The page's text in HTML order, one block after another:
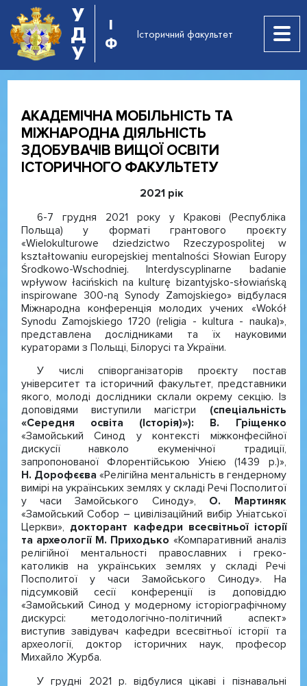
У
Д
У
І
Ф
Історичний факультет
АКАДЕМІЧНА МОБІЛЬНІСТЬ ТА
МІЖНАРОДНА ДІЯЛЬНІСТЬ
ЗДОБУВАЧІВ ВИЩОЇ ОСВІТИ
ІСТОРИЧНОГО ФАКУЛЬТЕТУ
2021 рік
6-7 грудня 2021 року у Кракові (Республіка
Польща) у форматі грантового проєкту
«Wielokulturowe dziedzictwo Rzeczypospolitej w
kształtowaniu europejskiej mentalności Słowian Europy
Środkowo-Wschodniej. Interdyscyplinarne badanie
wpływow łacińskich na kulturę bizantyjsko-słowiańską
inspirowane 300-ną Synody Zamojskiego» відбулася
Міжнародна конференція молодих учених «Wokół
Synodu Zamojskiego 1720 (religia - kultura - nauka)»,
представлена дослідниками та їх науковими
кураторами з Польщі, Білорусі та України.
У числі співорганізаторів проєкту постав
університет та історичний факультет, представники
якого, молоді дослідники склали окрему секцію. Із
доповідями виступили магістри (спеціальність
«Середня освіта (Історія)»): В. Гріщенко
«Замойський Синод у контексті міжконфесійної
дискусії навколо екуменічної традиції,
запропонованої Флорентійською Унією (1439 р.)»,
Н. Дорофєєва «Релігійна ментальність в гендерному
вимірі на українських землях у складі Речі Посполитої
у часи Замойського Синоду», О. Мартиняк
«Замойський Собор – цивілізаційний вибір Уніатської
Церкви», докторант кафедри всесвітньої історії
та археології М. Приходько «Компаративний аналіз
релігійної ментальності православних і греко-
католиків на українських землях у складі Речі
Посполитої у часи Замойського Синоду». На
підсумковій сесії конференції із доповіддю
«Замойський Синод у модерному історіографічному
дискурсі: методологічно-політичний аспект»
виступив завідувач кафедри всесвітньої історії та
археології, доктор історичних наук, професор
Михайло Журба.
У грудні 2021 р. відбулися цікаві і пізнавальні